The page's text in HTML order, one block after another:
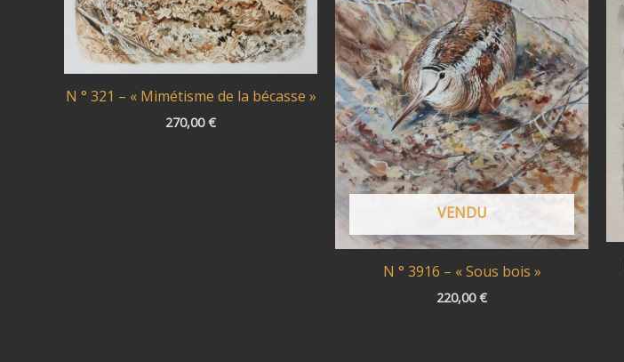
N ° 321 – « Mimétisme de la bécasse »
270,00€
VENDU
N ° 3916 – « Sous bois »
220,00€